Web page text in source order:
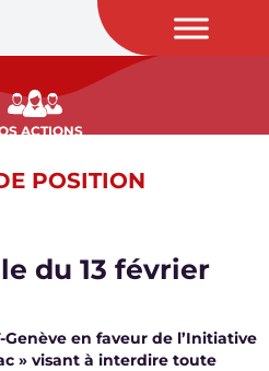
ACTIONS
POSITION
du 13 février
Genève en faveur de l’Initiative
» visant à interdire toute